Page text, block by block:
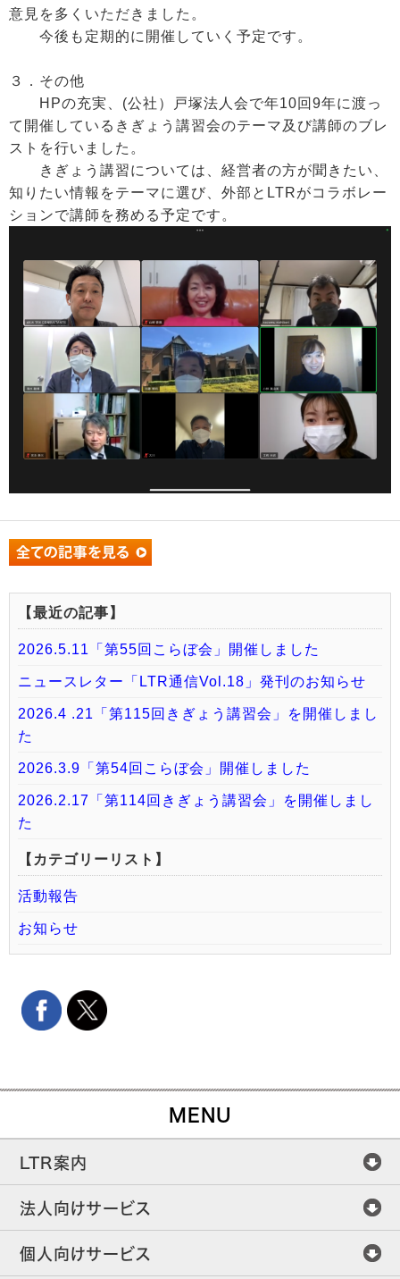
意見を多くいただきました。
今後も定期的に開催していく予定です。
３．その他
HPの充実、(公社）戸塚法人会で年10回9年に渡っ
て開催しているきぎょう講習会のテーマ及び講師のブレ
ストを行いました。
きぎょう講習については、経営者の方が聞きたい、
知りたい情報をテーマに選び、外部とLTRがコラボレー
ションで講師を務める予定です。
【最近の記事】
2026.5.11「第55回こらぼ会」開催しました
ニュースレター「LTR通信Vol.18」発刊のお知らせ
2026.4 .21「第115回きぎょう講習会」を開催しまし
た
2026.3.9「第54回こらぼ会」開催しました
2026.2.17「第114回きぎょう講習会」を開催しまし
た
【カテゴリーリスト】
活動報告
お知らせ
MENU
LTR案内
法人向けサービス
個人向けサービス